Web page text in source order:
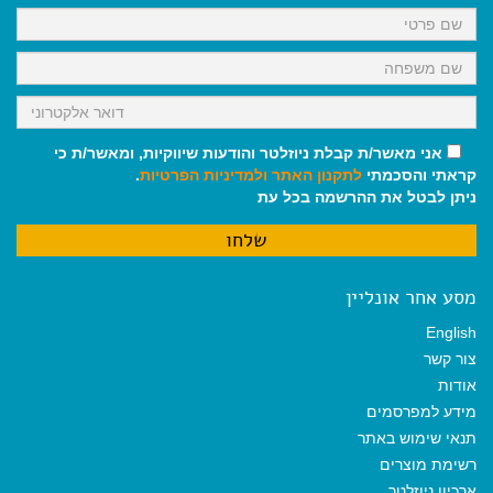
k
p
m
אני מאשר/ת קבלת ניוזלטר והודעות שיווקיות, ומאשר/ת כי
קראתי והסכמתי לתקנון האתר ולמדיניות הפרטיות.
ניתן לבטל את ההרשמה בכל עת
מסע אחר אונליין
English
צור קשר
אודות
מידע למפרסמים
תנאי שימוש באתר
רשימת מוצרים